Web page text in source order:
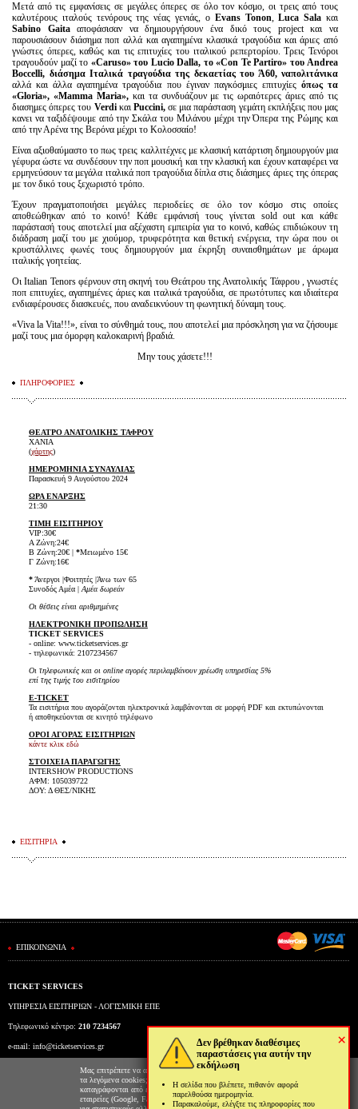
×
Δεν βρέθηκαν διαθέσιμες
παραστάσεις για αυτήν την
εκδήλωση
Η σελίδα που βλέπετε, πιθανόν αφορά
παρελθούσα ημερομηνία.
Παρακαλούμε, ελέγξτε τις πληροφορίες που
Mετά από τις εμφανίσεις σε μεγάλες όπερες σε όλο τον κόσμο, οι τρεις από τους
καλυτέρους ιταλούς τενόρους της νέας γενιάς, ο Evans Tonon,Luca Sala και
Sabino
Gaitaαποφάσισαν να δημιουργήσουν ένα δικό τους project και να
παρουσιάσουν διάσημα ποπ αλλά και αγαπημένα κλασικά τραγούδια και άριες από
γνώστες όπερες, καθώς και τις επιτυχίες του ιταλικού ρεπερτορίου. Τρεις Τενόροι
τραγουδούν μαζί το «Caruso» του Lucio Dalla, το «Con Te Partiro» του Andrea
Boccelli, διάσημα Ιταλικά τραγούδια της δεκαετίας του Ά60, ναπολιτάνικα
αλλά και άλλα αγαπημένα τραγούδια που έγιναν παγκόσμιες επιτυχίεςόπως τα
«Gloria», «Mamma Maria», και τα συνδυάζουν με τις ωραιότερες άριες από τις
διασημες όπερες του Verdi και Puccini,σε μια παράσταση γεμάτη εκπλήξεις που μας
κανει να ταξιδέψουμε από την Σκάλα του Μιλάνου μέχρι την Όπερα της Ρώμης και
από την Αρένα της Βερόνα μέχρι το Κολοσσαίο!
Είναι αξιοθαύμαστο το πως τρεις καλλιτέχνες με κλασική κατάρτιση δημιουργούν μια
γέφυρα ώστε να συνδέσουν την ποπ μουσική και την κλασική και έχουν καταφέρει να
ερμηνεύσουν τα μεγάλα ιταλικά ποπ τραγούδια δίπλα στις διάσημες άριες της όπερας
με τον δικό τους ξεχωριστό τρόπο.
Έχουν πραγματοποιήσει μεγάλες περιοδείες σε όλο τον κόσμο στις οποίες
αποθεώθηκαν από το κοινό! Κάθε εμφάνισή τους γίνεται sold out και κάθε
παράστασή τους αποτελεί μια αξέχαστη εμπειρία για το κοινό, καθώς επιδιώκουν τη
διάδραση μαζί του με χιούμορ, τρυφερότητα και θετική ενέργεια, την ώρα που οι
κρυστάλλινες φωνές τους δημιουργούν μια έκρηξη συναισθημάτων με άρωμα
ιταλικής γοητείας.
Οι Italian Tenors φέρνουν στη σκηνή του Θεάτρου της Ανατολικής Τάφρου , γνωστές
ποπ επιτυχίες, αγαπημένες άριες και ιταλικά τραγούδια, σε πρωτότυπες και ιδιαίτερα
ενδιαφέρουσες διασκευές, που αναδεικνύουν τη φωνητική δύναμη τους.
«Viva la Vita!!!», είναι το σύνθημά τους, που αποτελεί μια πρόσκληση για να ζήσουμε
μαζί τους μια όμορφη καλοκαιρινή βραδιά.
Μην τους χάσετε!!!
ΠΛΗΡΟΦΟΡΙΕΣ
ΘΕΑΤΡΟ ΑΝΑΤΟΛΙΚΗΣ ΤΑΦΡΟΥ
ΧΑΝΙΑ
(χάρτης)
ΗΜΕΡΟΜΗΝΙΑ ΣΥΝΑΥΛΙΑΣ
Παρασκευή 9 Αυγούστου 2024
ΩΡΑ ΕΝΑΡΞΗΣ
21:30
ΤΙΜΗ ΕΙΣΙΤΗΡΙΟΥ
VIP:30€
A Ζώνη:24€
Β Ζώνη:20€ | *Μειωμένο 15€
Γ Ζώνη:16€
*Άνεργοι |Φοιτητές |Άνω των 65
Συνοδός Αμέα | Αμέα δωρεάν
Οι θέσεις είναι αριθμημένες
ΗΛΕΚΤΡΟΝΙΚΗ ΠΡΟΠΩΛΗΣΗ
TICKET SERVICES
- online: www.ticketservices.gr
- τηλεφωνικά: 2107234567
Οι τηλεφωνικές και οι online αγορές περιλαμβάνουν χρέωση υπηρεσίας 5%
επί της τιμής του εισιτηρίου
E-TICKET
Τα εισιτήρια που αγοράζονται ηλεκτρονικά λαμβάνονται σε μορφή PDF και εκτυπώνονται
ή αποθηκεύονται σε κινητό τηλέφωνο
ΟΡΟΙ ΑΓΟΡΑΣ ΕΙΣΙΤΗΡΙΩΝ
κάντε κλικ εδώ
ΣΤΟΙΧΕΙΑ ΠΑΡΑΓΩΓΗΣ
INTERSHOW PRODUCTIONS
ΑΦΜ: 105039722
ΔΟΥ: Δ ΘΕΣ/ΝΙΚΗΣ
ΕΙΣΙΤΗΡΙΑ
ΕΠΙΚΟΙΝΩΝΙΑ
TICKET SERVICES
ΥΠΗΡΕΣΙΑ ΕΙΣΙΤΗΡΙΩΝ - ΛΟΓΙΣΜΙΚΗ ΕΠΕ
Τηλεφωνικό κέντρο: 210 7234567
e-mail: info@ticketservices.gr
Εκδοτήριο: Πανεπιστημίου 39 (Στοά Πεσμαζόγλου), Αθήνα
Ώρες λειτουργίας εκδοτηρίου: Δευ-Παρ: 9πμ-5μμ
Μας επιτρέπετε να αποθηκεύουμε στον φυλλομετρητή σας
τα λεγόμενα cookies; Με αυτόν τον τρόπο θα
καταγράφονται από εμάς και τρίτες συνεργαζόμενες
εταιρείες (Google, Facebook κτλ) στοιχεία επισκεψιμότητας